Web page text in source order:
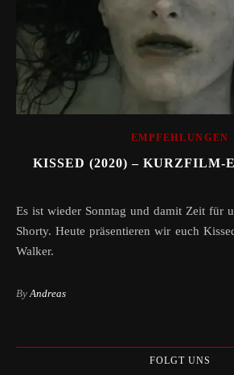
EMPFEHLUNGEN
KISSED (2020) – KURZFILM-
Es ist wieder Sonntag und damit Zeit für unseren YoT-Sonntags-
Shorty. Heute präsentieren wir euch
Walker.
ByAndreas
FOLGT UNS